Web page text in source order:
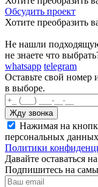
Обсудить проект
Хотите преобразить
Не нашли
не знаете что
whatsapp telegram
Оставьте свой
в выборе.
Нажимая на
персональных
Политики
Давайте оставаться
Подпишитесь на